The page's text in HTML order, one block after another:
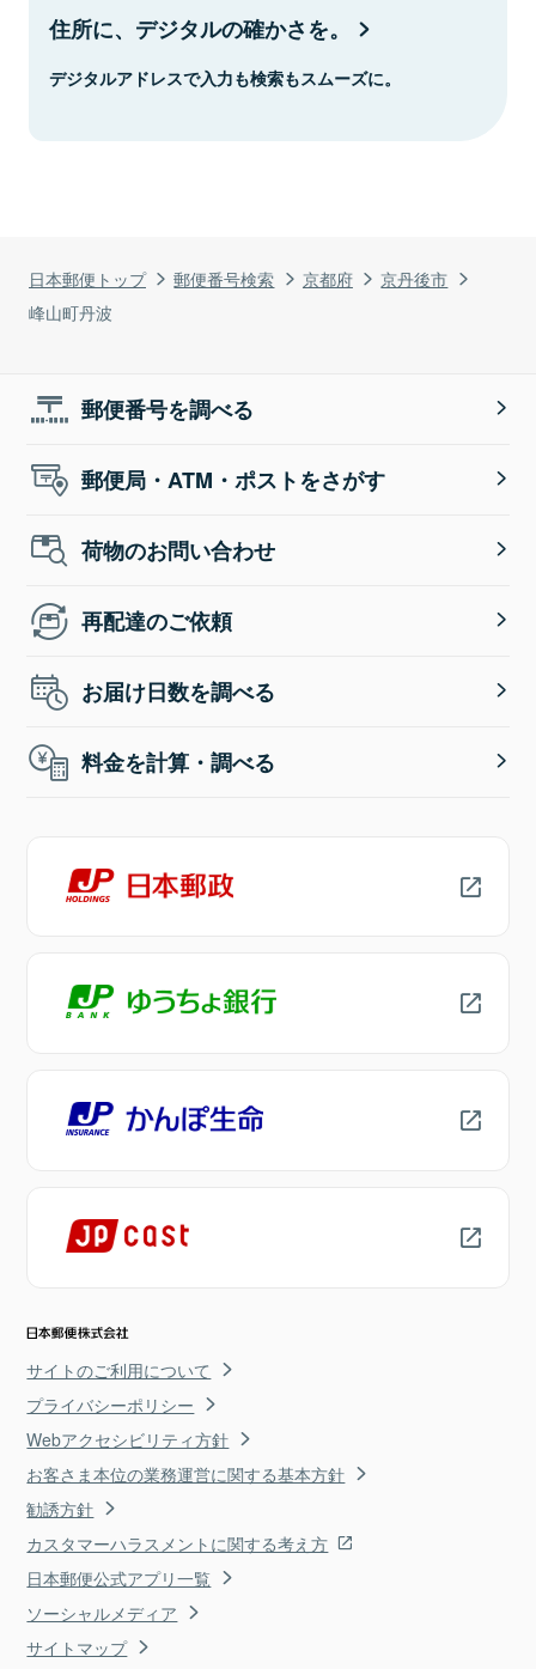
日本郵便トップ 郵便番号検索 京都府
京丹後市
峰山町丹波
住所に、デジタルの確かさを。
デジタルアドレスで入力も検索もスムーズに。
郵便番号を調べる
郵便局・ATM・ポストをさがす
荷物のお問い合わせ
再配達のご依頼
お届け日数を調べる
料金を計算・調べる
サイトのご利用について
プライバシーポリシー
Webアクセシビリティ方針
お客さま本位の業務運営に関する基本方針
勧誘方針
カスタマーハラスメントに関する考え方
日本郵便公式アプリ一覧
ソーシャルメディア
サイトマップ